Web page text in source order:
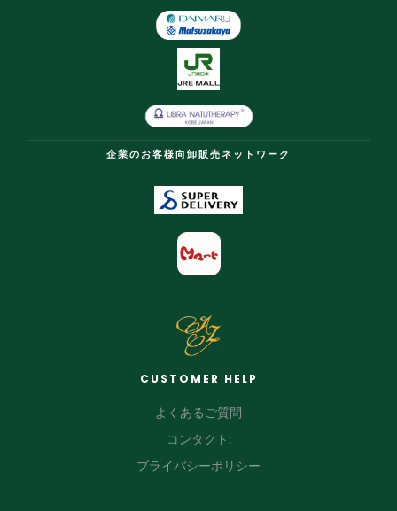
企業のお客様向卸販売ネットワーク
CUSTOMER HELP
よくあるご質問
コンタクト:
プライバシーポリシー